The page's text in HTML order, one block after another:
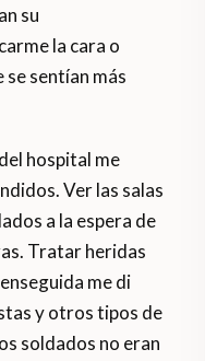
su
la cara o
sentían más
hospital me
Ver las salas
a la espera de
Tratar heridas
me di
y otros tipos de
soldados no eran